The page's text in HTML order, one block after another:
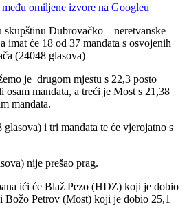
omiljene izvore na Googleu
Dubrovačko – neretvanske
će 18 od 37 mandata s osvojenih
(24048 glasova)
je drugom mjestu s 22,3 posto
osam mandata, a treći je Most s 21,38
mandata.
i tri mandata te će vjerojatno s
nije prešao prag.
ići će Blaž Pezo (HDZ) koji je dobio
Božo Petrov (Most) koji je dobio 25,1